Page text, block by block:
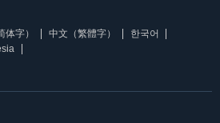
体字） 中文（繁體字）
한국어